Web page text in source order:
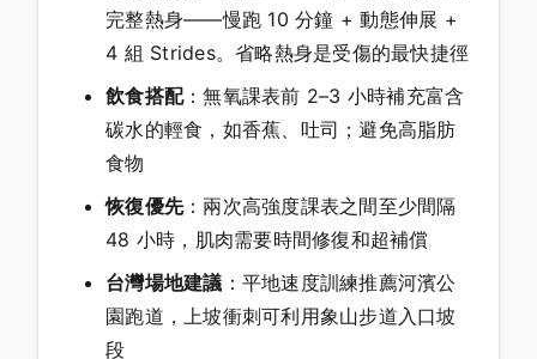
完整熱身——慢跑 10 分鐘 + 動態伸展 +
4 組 Strides。省略熱身是受傷的最快捷徑
飲食搭配：無氧課表前 2–3 小時補充富含
碳水的輕食，如香蕉、吐司；避免高脂肪
食物
恢復優先：兩次高強度課表之間至少間隔
48 小時，肌肉需要時間修復和超補償
台灣場地建議 ：平地速度訓練推薦河濱公
園跑道，上坡衝刺可利用象山步道入口坡
段